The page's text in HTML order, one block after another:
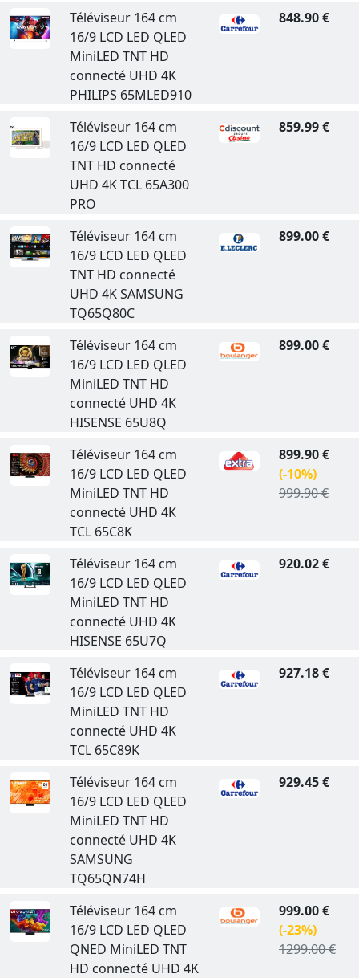
Téléviseur 164 cm
16/9 LCD LED QLED
MiniLED TNT HD
connecté UHD 4K
PHILIPS 65MLED910
848.90 €
Téléviseur 164 cm
16/9 LCD LED QLED
TNT HD connecté
UHD 4K TCL 65A300
PRO
859.99 €
Téléviseur 164 cm
16/9 LCD LED QLED
TNT HD connecté
UHD 4K SAMSUNG
TQ65Q80C
899.00 €
Téléviseur 164 cm
16/9 LCD LED QLED
MiniLED TNT HD
connecté UHD 4K
HISENSE 65U8Q
899.00 €
Téléviseur 164 cm
16/9 LCD LED QLED
MiniLED TNT HD
connecté UHD 4K
TCL 65C8K
899.90 €
(-10%)
999.90 €
Téléviseur 164 cm
16/9 LCD LED QLED
MiniLED TNT HD
connecté UHD 4K
HISENSE 65U7Q
920.02 €
Téléviseur 164 cm
16/9 LCD LED QLED
MiniLED TNT HD
connecté UHD 4K
TCL 65C89K
927.18 €
Téléviseur 164 cm
16/9 LCD LED QLED
MiniLED TNT HD
connecté UHD 4K
SAMSUNG
TQ65QN74H
929.45 €
Téléviseur 164 cm
16/9 LCD LED QLED
QNED MiniLED TNT
HD connecté UHD 4K
999.00 €
(-23%)
1299.00 €